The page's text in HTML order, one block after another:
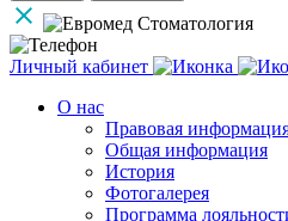
Личный кабинет
О нас
Правовая
Общая информация
История
Фотогалерея
Программа